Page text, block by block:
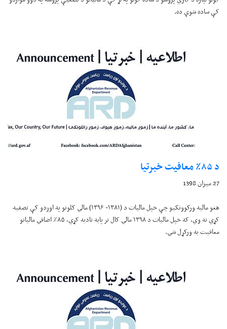
کې ساده شوې ده.
د ۸۵٪ معافيت خبرتيا
27 میزان 1398
هغو ماليه ورکوونکيو چې خپل ماليات د (۱۳۸۱- ۱۳۹۶) مالي کلونو په اوږدو کې تصفيه
کړي نه وي، که خپل ماليات د ۱۳۹۸ مالي کال تر پايه تاديه کړي، ۸۵٪ اضافي مالياتو
معافيت به ورکړل شي.